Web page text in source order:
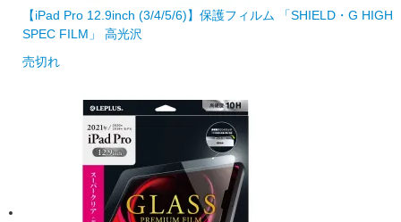
【iPad Pro 12.9inch (3/4/5/6)】保護フィルム 「SHIELD・G HIGH
SPEC FILM」 高光沢
売切れ